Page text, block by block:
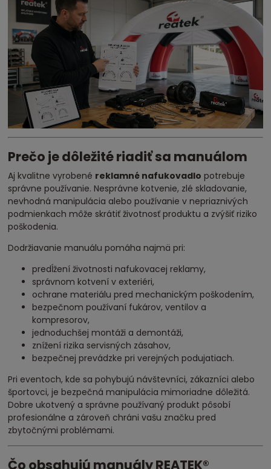
Prečo je dôležité riadiť sa manuálom
Aj kvalitne vyrobené reklamné nafukovadlo potrebuje
správne používanie. Nesprávne kotvenie, zlé skladovanie,
nevhodná manipulácia alebo používanie v nepriaznivých
podmienkach môže skrátiť životnosť produktu a zvýšiť riziko
poškodenia.
Dodržiavanie manuálu pomáha najmä pri:
predĺžení životnosti nafukovacej reklamy,
správnom kotvení v exteriéri,
ochrane materiálu pred mechanickým poškodením,
bezpečnom používaní fukárov, ventilov a
kompresorov,
jednoduchšej montáži a demontáži,
znížení rizika servisných zásahov,
bezpečnej prevádzke pri verejných podujatiach.
Pri eventoch, kde sa pohybujú návštevníci, zákazníci alebo
športovci, je bezpečná manipulácia mimoriadne dôležitá.
Dobre ukotvený a správne používaný produkt pôsobí
profesionálne a zároveň chráni vašu značku pred
zbytočnými problémami.
Čo obsahujú manuály REATEK®